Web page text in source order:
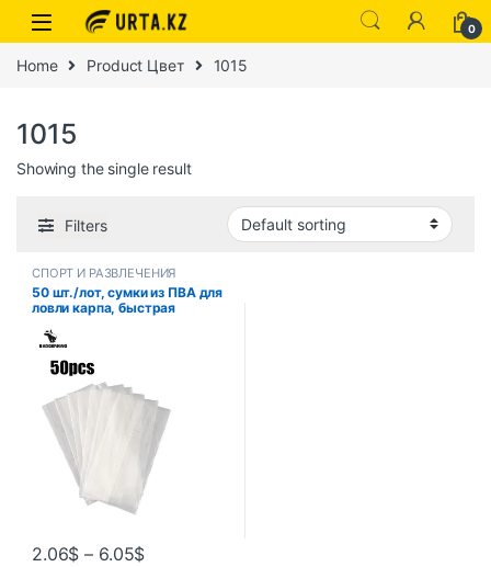
0
Home Product Цвет 1015
1015
Showing the single result
Filters
СПОРТ И РАЗВЛЕЧЕНИЯ
50 шт./лот, сумки из ПВА для
ловли карпа, быстрая
экологическая
ловли карпа, сумка для ловли
карпа, снасти
2.06$ – 6.05$